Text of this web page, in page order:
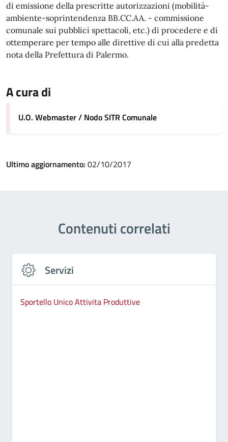
di emissione della prescritte autorizzazioni (mobilità-
ambiente-soprintendenza BB.CC.AA. - commissione
comunale sui pubblici spettacoli, etc.) di procedere e di
ottemperare per tempo alle direttive di cui alla predetta
nota della Prefettura di Palermo.
A cura di
U.O. Webmaster / Nodo SITR Comunale
Ultimo aggiornamento: 02/10/2017
Contenuti correlati
Servizi
Sportello Unico Attivita Produttive